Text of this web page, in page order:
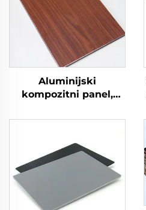
Aluminijski
kompozitni panel,
zidova, 4 mm